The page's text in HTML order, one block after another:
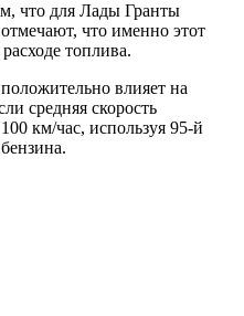
что для Лады Гранты
что именно этот
топлива.
влияет на
средняя скорость
км/час, используя 95-й